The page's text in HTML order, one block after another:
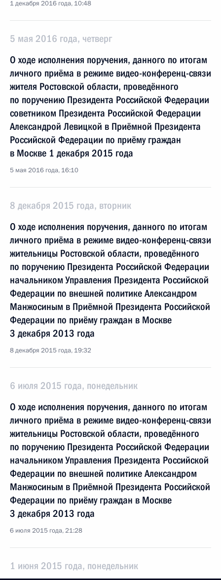
1 декабря 2016 года, 10:48
5 мая 2016 года, четверг
О ходе исполнения поручения, данного по итогам
личного приёма в режиме видео-конференц-связи
жителя Ростовской области, проведённого
по поручению Президента Российской Федерации
советником Президента Российской Федерации
Александрой Левицкой в Приёмной Президента
Российской Федерации по приёму граждан
в Москве 1 декабря 2015 года
5 мая 2016 года, 16:10
8 декабря 2015 года, вторник
О ходе исполнения поручения, данного по итогам
личного приёма в режиме видео-конференц-связи
жительницы Ростовской области, проведённого
по поручению Президента Российской Федерации
начальником Управления Президента Российской
Федерации по внешней политике Александром
Манжосиным в Приёмной Президента Российской
Федерации по приёму граждан в Москве
3 декабря 2013 года
8 декабря 2015 года, 19:32
6 июля 2015 года, понедельник
О ходе исполнения поручения, данного по итогам
личного приёма в режиме видео-конференц-связи
жительницы Ростовской области, проведённого
по поручению Президента Российской Федерации
начальником Управления Президента Российской
Федерации по внешней политике Александром
Манжосиным в Приёмной Президента Российской
Федерации по приёму граждан в Москве
3 декабря 2013 года
6 июля 2015 года, 21:28
1 июня 2015 года, понедельник